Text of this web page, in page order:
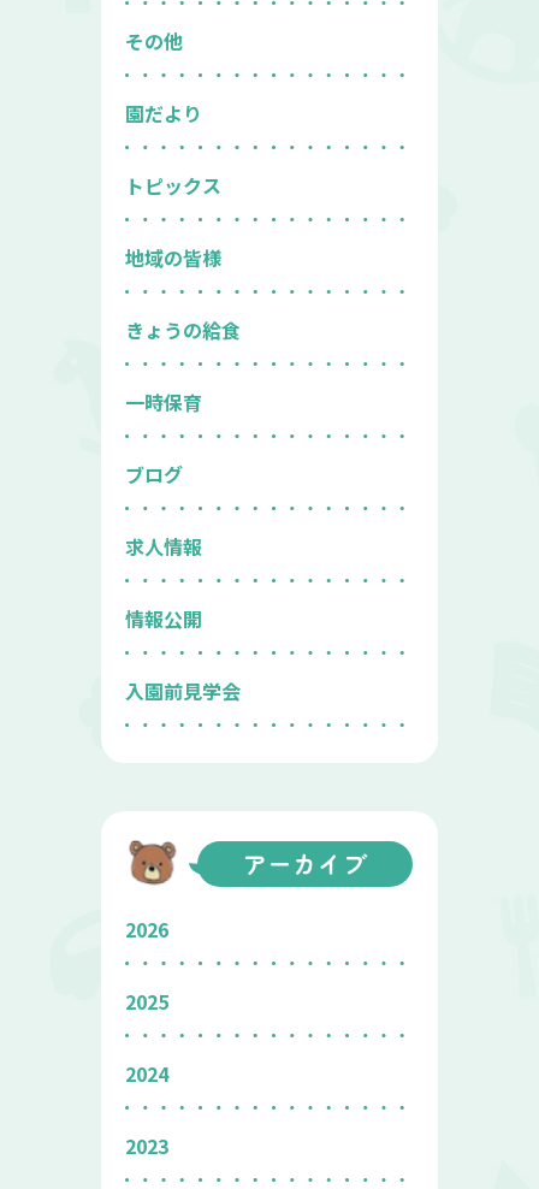
その他
園だより
トピックス
地域の皆様
きょうの給食
一時保育
ブログ
求人情報
情報公開
入園前見学会
アーカイブ
2026
2025
2024
2023